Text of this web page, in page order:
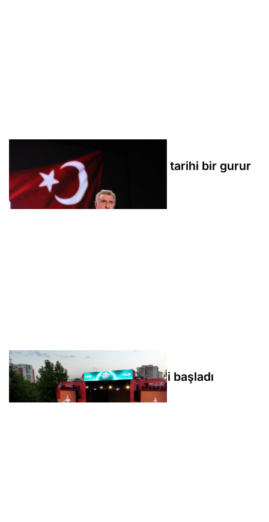
Bakan Bak: İstanbul’umuzda tarihi bir gurur
yaşıyoruz
2026 Konya Bisiklet Festivali başladı